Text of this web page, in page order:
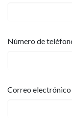
Número de
Correo electrónico